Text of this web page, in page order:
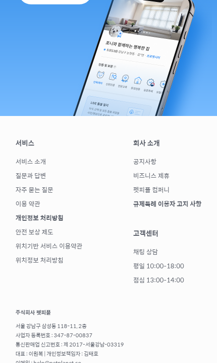
서비스
서비스 소개
질문과 답변
자주 묻는 질문
이용 약관
개인정보 처리방침
안전 보상 제도
위치기반 서비스 이용약관
위치정보 처리방침
회사 소개
공지사항
비즈니스 제휴
펫피플 컴퍼니
규제특례 이용자 고지 사항
고객센터
채팅 상담
평일 10:00-18:00
점심 13:00-14:00
주식회사 펫피플
서울 강남구 삼성동 118-11, 2층
사업자 등록번호 : 347-87-00837
통신판매업 신고번호 : 제 2017-서울강남-03319
대표 : 이원복 | 개인정보책임자 : 김태호